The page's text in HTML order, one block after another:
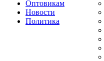
Оптовикам
Новости
Политика